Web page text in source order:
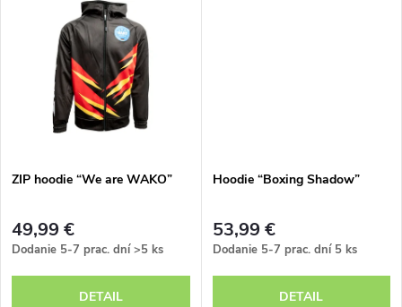
v
ZIP hoodie “We are WAKO”
49,99 €
Dodanie 5-7 prac. dní >5 ks
DETAIL
Hoodie “Boxing Shadow”
53,99 €
Dodanie 5-7 prac. dní 5 ks
DETAIL